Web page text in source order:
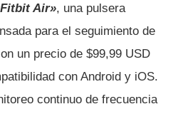
Air», una pulsera
para el seguimiento de
un precio de $99,99 USD
con Android y iOS.
continuo de frecuencia